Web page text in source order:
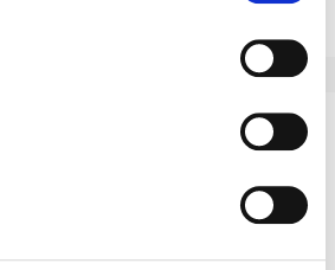
about your geographical location
by actively scanning it for
how your personal data is processed
in the